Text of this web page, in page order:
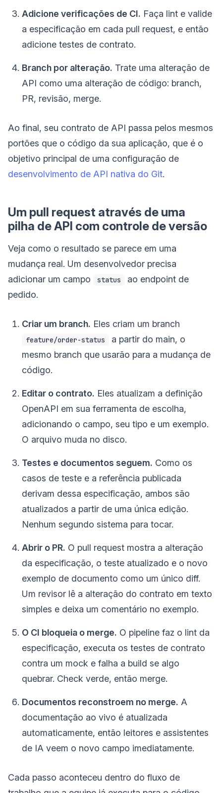
Adicione verificações de CI. Faça lint e valide
a especificação em cada pull request, e então
adicione testes de contrato.
Branch por alteração. Trate uma alteração de
API como uma alteração de código: branch,
PR, revisão, merge.
Ao final, seu contrato de API passa pelos mesmos
portões que o código da sua aplicação, que é o
objetivo principal de uma configuração de
desenvolvimento de API nativa do Git.
Um pull request através de uma
pilha de API com controle de versão
Veja como o resultado se parece em uma
mudança real. Um desenvolvedor precisa
adicionar um campo
status
ao endpoint de
pedido.
Criar um branch. Eles criam um branch
feature/order-status
a partir do main, o
mesmo branch que usarão para a mudança de
código.
Editar o contrato. Eles atualizam a definição
OpenAPI em sua ferramenta de escolha,
adicionando o campo, seu tipo e um exemplo.
O arquivo muda no disco.
Testes e documentos seguem. Como os
casos de teste e a referência publicada
derivam dessa especificação, ambos são
atualizados a partir de uma única edição.
Nenhum segundo sistema para tocar.
Abrir o PR. O pull request mostra a alteração
da especificação, o teste atualizado e o novo
exemplo de documento como um único diff.
Um revisor lê a alteração do contrato em texto
simples e deixa um comentário no exemplo.
O CI bloqueia o merge. O pipeline faz o lint da
especificação, executa os testes de contrato
contra um mock e falha a build se algo
quebrar. Check verde, então merge.
Documentos reconstroem no merge. A
documentação ao vivo é atualizada
automaticamente, então leitores e assistentes
de IA veem o novo campo imediatamente.
Cada passo aconteceu dentro do fluxo de